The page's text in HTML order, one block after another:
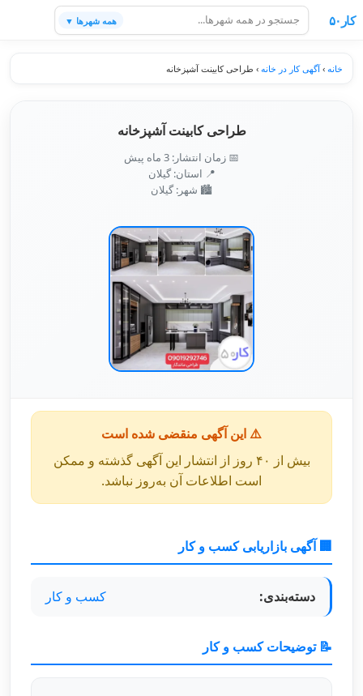
کار۵۰ همه شهرها ▼
خانه ›آگهی کار در خانه › طراحی کابینت آشپزخانه
طراحی کابینت آشپزخانه
📅 زمان انتشار: 3 ماه پیش
📍 استان: گیلان
🏙️ شهر: گیلان
⚠️ این آگهی منقضی شده است
بیش از ۴۰ روز از انتشار این آگهی گذشته و ممکن
است اطلاعات آن به‌روز نباشد.
🏢 آگهی بازاریابی کسب و کار
دسته‌بندی: کسب و کار
📝 توضیحات کسب و کار